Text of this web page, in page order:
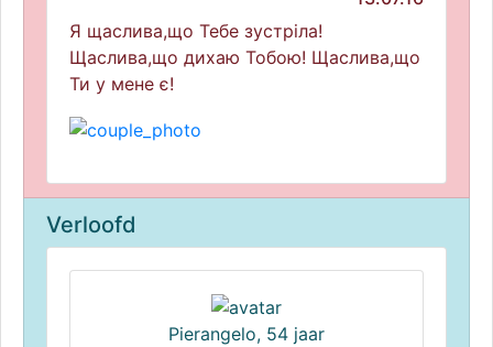
Я щаслива,що Тебе зустріла!
Щаслива,що дихаю Тобою! Щаслива,що
Ти у мене є!
Verloofd
Pierangelo, 54 jaar